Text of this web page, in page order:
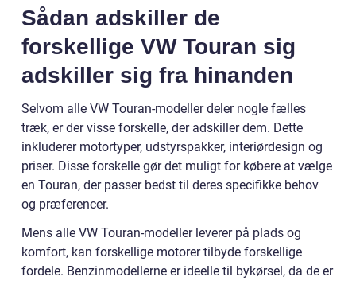
Sådan adskiller de
forskellige VW Touran sig
adskiller sig fra hinanden
Selvom alle VW Touran-modeller deler nogle fælles
træk, er der visse forskelle, der adskiller dem. Dette
inkluderer motortyper, udstyrspakker, interiørdesign og
priser. Disse forskelle gør det muligt for købere at vælge
en Touran, der passer bedst til deres specifikke behov
og præferencer.
Mens alle VW Touran-modeller leverer på plads og
komfort, kan forskellige motorer tilbyde forskellige
fordele. Benzinmodellerne er ideelle til bykørsel, da de er